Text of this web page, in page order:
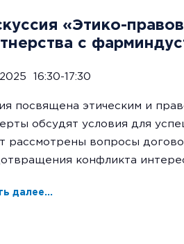
«Этико-
с
16:30-17:30
посвящена этическим и
обсудят условия для
рассмотрены вопросы
конфликта
далее...